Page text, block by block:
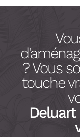
? Vous
touche